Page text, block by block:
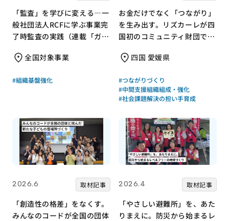
「監査」を学びに変える—一
般社団法人RCFに学ぶ事業完
了時監査の実践（連載「ガバ
Vol.3）
全国対象事業
#組織基盤強化
お金だけでなく「つながり」
を生み出す。リズカーレが四
国初のコミュニティ財団で挑
四国 愛媛県
#つながりづくり
#中間支援組織組成・強化
#社会課題解決の担い手育成
2026.6 取材記事
「創造性の格差」をなくす。
みんなのコードが全国の団体
2026.4 取材記事
「やさしい避難所」を、あた
りまえに。防災から始まるレ